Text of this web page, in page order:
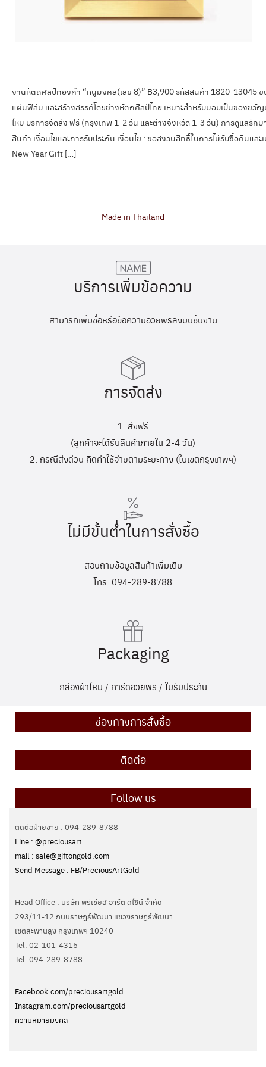
งานหัตถศิลป์ทองคำ “หนูมงคล(เลข 8)” ฿3,900 รหัสสินค้า 1820-
แผ่นฟิล์ม และสร้างสรรค์โดยช่างหัตถศิลป์ไทย เหมาะสำหรับมอบเป็นของข
ไหม บริการจัดส่ง ฟรี (กรุงเทพ 1-2 วัน และต่างจังหวัด 1-3 วัน) การดูแลรัก
สินค้า เงื่อนไขและการรับประกัน เงื่อนไข : ขอสงวนสิทธิ์ในการไม่รับซื้อคืน
New Year Gift […]
Made in Thailand
บริการเพิ่มข้อความ
สามารถเพิ่มชื่อหรือข้อความอวยพรลงบนชิ้นงาน
การจัดส่ง
1. ส่งฟรี
(ลูกค้าจะได้รับสินค้าภายใน 2-4 วัน)
2. กรณีส่งด่วน คิดค่าใช้จ่ายตามระยะทาง (ในเขตกรุงเทพฯ)
ไม่มีขั้นต่ำในการสั่งซื้อ
สอบถามข้อมูลสินค้าเพิ่มเติม
โทร. 094-289-8788
Packaging
กล่องผ้าไหม / การ์ดอวยพร / ใบรับประกัน
ช่องทางการสั่งซื้อ
ติดต่อ
Follow us
ติดต่อฝ่ายขาย : 094-289-8788
Line : @preciousart
mail : sale@giftongold.com
Send Message : FB/PreciousArtGold
Head Office : บริษัท พรีเชียส อาร์ต ดีไซน์ จำกัด
293/11-12 ถนนราษฎร์พัฒนา แขวงราษฎร์พัฒนา
เขตสะพานสูง กรุงเทพฯ 10240
Tel. 02-101-4316
Tel. ‭094-289-8788‬
Facebook.com/preciousartgold
Instagram.com/preciousartgold
ความหมายมงคล